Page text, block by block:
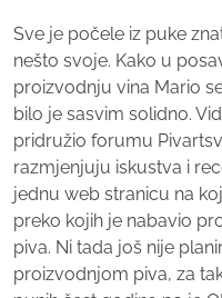
Sve je počele iz puke
nešto svoje. Kako u
proizvodnju vina Mario
bilo je sasvim solidno.
pridružio forumu
razmjenjuju iskustva i
jednu web stranicu na
preko kojih je nabavio
piva. Ni tada još nije
proizvodnjom piva, za